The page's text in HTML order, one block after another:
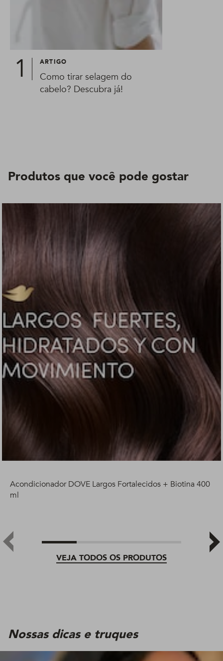
ARTIGO
Como tirar selagem do
cabelo? Descubra já!
Produtos que você pode gostar
VEJA TODOS OS PRODUTOS
Acondicionador DOVE Largos Fortalecidos + Biotina 400
ml
Nossas dicas e truques